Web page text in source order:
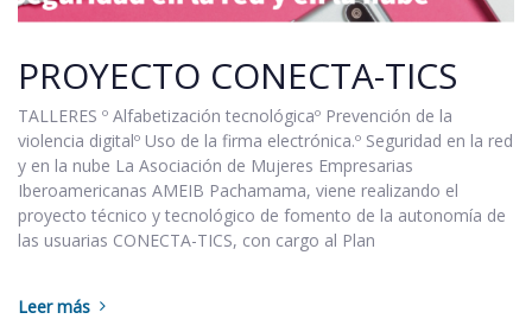
PROYECTO CONECTA-TICS
TALLERES º Alfabetización tecnológicaº Prevención de la
violencia digitalº Uso de la firma electrónica.º Seguridad en la red
y en la nube La Asociación de Mujeres Empresarias
Iberoamericanas AMEIB Pachamama, viene realizando el
proyecto técnico y tecnológico de fomento de la autonomía de
las usuarias CONECTA-TICS, con cargo al Plan
Leer más